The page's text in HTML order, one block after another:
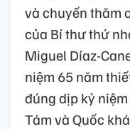
và chuyến thăm
của Bí thư thứ
Miguel Díaz-
niệm 65 năm
đúng dịp kỷ
Tám và Quốc